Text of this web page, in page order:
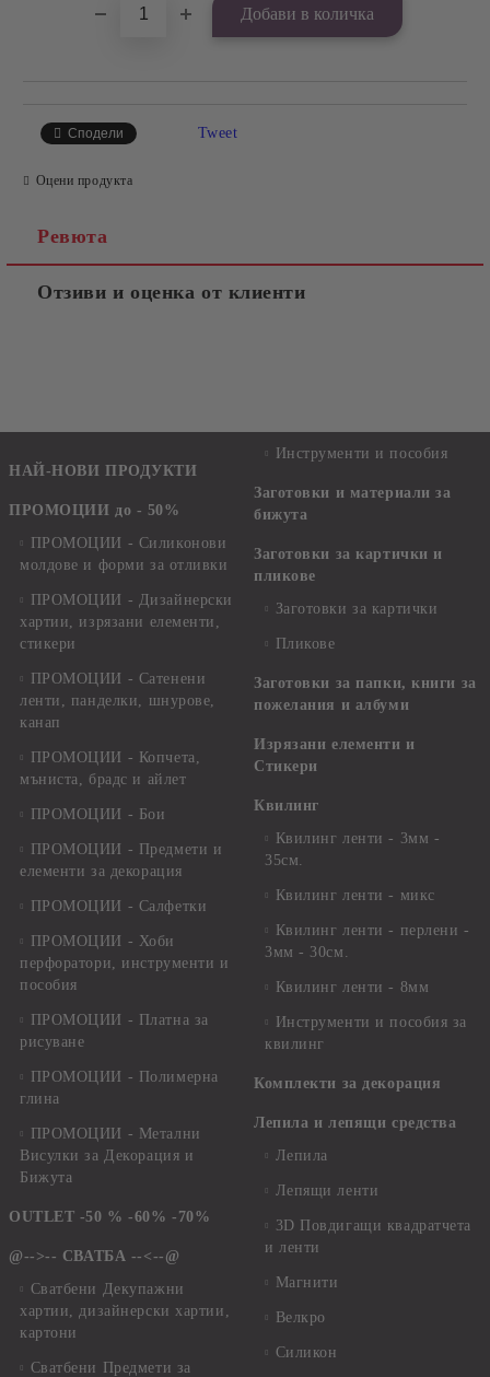
Сподели Tweet
Оцени продукта
Ревюта
Отзиви и оценка от клиенти
НАЙ-НОВИ ПРОДУКТИ
ПРОМОЦИИ до - 50%
ПРОМОЦИИ - Силиконови
молдове и форми за отливки
ПРОМОЦИИ - Дизайнерски
хартии, изрязани елементи,
стикери
ПРОМОЦИИ - Сатенени
ленти, панделки, шнурове,
канап
ПРОМОЦИИ - Копчета,
мъниста, брадс и айлет
ПРОМОЦИИ - Бои
ПРОМОЦИИ - Предмети и
елементи за декорация
ПРОМОЦИИ - Салфетки
ПРОМОЦИИ - Хоби
перфоратори, инструменти и
пособия
ПРОМОЦИИ - Платна за
рисуване
ПРОМОЦИИ - Полимерна
глина
ПРОМОЦИИ - Метални
Висулки за Декорация и
Бижута
OUTLET -50 % -60% -70%
@-->-- СВАТБА --<--@
Сватбени Декупажни
хартии, дизайнерски хартии,
картони
Сватбени Предмети за
Инструменти и пособия
Заготовки и материали за
бижута
Заготовки за картички и
пликове
Заготовки за картички
Пликове
Заготовки за папки, книги за
пожелания и албуми
Изрязани елементи и
Стикери
Квилинг
Квилинг ленти - 3мм -
35см.
Квилинг ленти - микс
Квилинг ленти - перлени -
3мм - 30см.
Квилинг ленти - 8мм
Инструменти и пособия за
квилинг
Комплекти за декорация
Лепила и лепящи средства
Лепила
Лепящи ленти
3D Повдигащи квадратчета
и ленти
Магнити
Велкро
Силикон